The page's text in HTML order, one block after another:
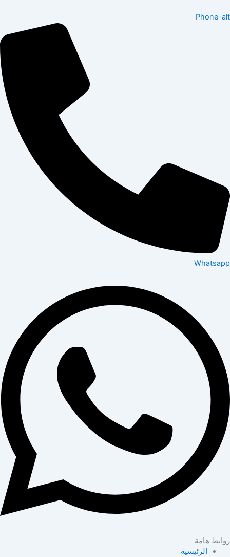
Phone-alt
Whatsapp
روابط هامة
الرئيسية